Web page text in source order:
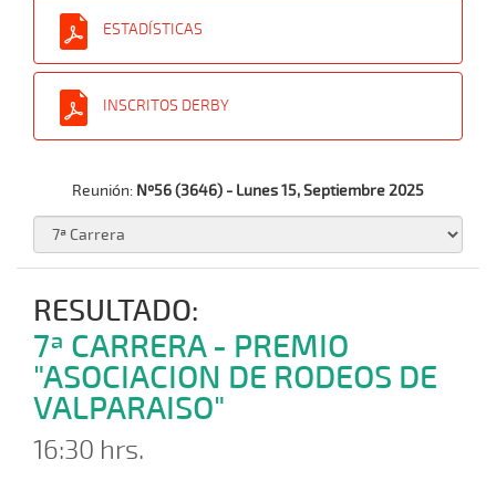
ESTADÍSTICAS
INSCRITOS DERBY
Reunión: Nº56 (3646) - Lunes 15, Septiembre 2025
RESULTADO:
7ª CARRERA - PREMIO
"ASOCIACION DE RODEOS DE
VALPARAISO"
16:30 hrs.